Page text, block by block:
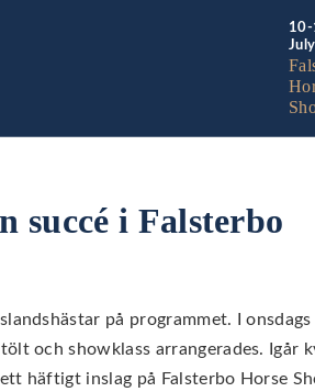
10-
succé i Falsterbo
på programmet. I
och showklass arrangerades. Igår
häftigt inslag på Falsterbo Horse